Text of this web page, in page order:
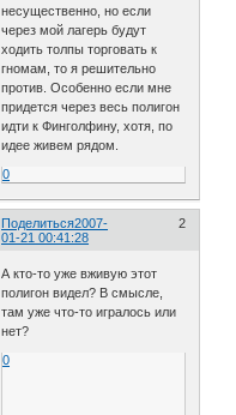
несущественно, но если
через мой лагерь будут
ходить толпы торговать к
гномам, то я решительно
против. Особенно если мне
придется через весь полигон
идти к Финголфину, хотя, по
идее живем рядом.
0
Поделиться 2
2007-
01-21 00:41:28
А кто-то уже вживую этот
полигон видел? В смысле,
там уже что-то игралось или
нет?
0